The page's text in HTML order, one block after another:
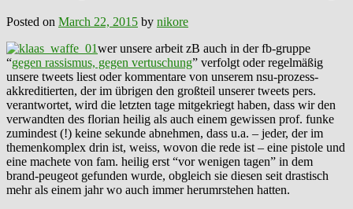
Posted on March 22, 2015 by nikore
wer unsere arbeit zB auch in der fb-gruppe
“gegen rassismus, gegen vertuschung” verfolgt oder regelmäßig
unsere tweets liest oder kommentare von unserem nsu-prozess-
akkreditierten, der im übrigen den großteil unserer tweets pers.
verantwortet, wird die letzten tage mitgekriegt haben, dass wir den
verwandten des florian heilig als auch einem gewissen prof. funke
zumindest (!) keine sekunde abnehmen, dass u.a. – jeder, der im
themenkomplex drin ist, weiss, wovon die rede ist – eine pistole und
eine machete von fam. heilig erst “vor wenigen tagen” in dem
brand-peugeot gefunden wurde, obgleich sie diesen seit drastisch
mehr als einem jahr wo auch immer herumrstehen hatten.